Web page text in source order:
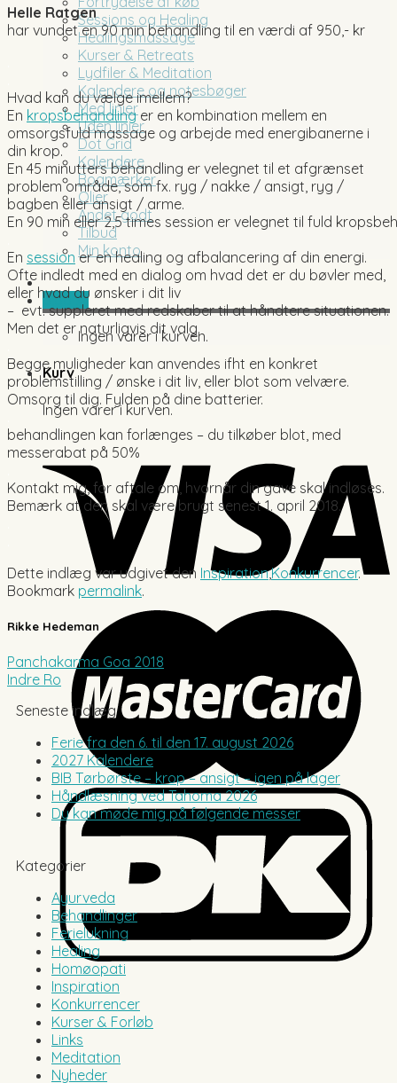
Sessions og Healing
Healingsmassage
Kurser & Retreats
Lydfiler & Meditation
Kalendere og notesbøger
Med linier
Uden linier
Dot Grid
Kalendere
Bogmærker
Olier
Andet godt
Tilbud
Min konto
0,00kr.
Ingen varer i kurven.
Kurv
Ingen varer i kurven.
Helle Ratgen
har vundet en 90 min behandling til en værdi af 950,- kr
Hvad kan du vælge imellem?
En kropsbehandlinger en kombination mellem en
omsorgsfuld massage og arbejde med energibanerne i
din krop.
En 45 minutters behandling er velegnet til et afgrænset
problem område, som fx. ryg / nakke / ansigt, ryg /
bagben eller ansigt / arme.
En 90 min eller 2,5 times session er velegnet til fuld
En session er en healing og afbalancering af din energi.
Ofte indledt med en dialog om hvad det er du bøvler med,
eller hvad du ønsker i dit liv
– evt. suppleret med redskaber til at håndtere situationen.
Men det er naturligvis dit valg.
Begge muligheder kan anvendes ifht en konkret
problemstilling / ønske i dit liv, eller blot som velvære.
Omsorg til dig. Fylden på dine batterier.
behandlingen kan forlænges – du tilkøber blot, med
messerabat på 50%
Kontakt mig, for aftale om, hvornår din gave skal indløses.
Bemærk at den skal være brugt senest 1. april 2018.
Dette indlæg var udgivet den Inspiration,Konkurrencer.
Bookmark permalink.
Rikke Hedeman
Panchakarma Goa 2018
Indre Ro
Seneste indlæg
Ferie fra den 6. til den 17. august 2026
2027 Kalendere
BIB Tørbørste – krop – ansigt – igen på lager
Håndlæsning ved Tahoma 2026
Du kan møde mig på følgende messer
Kategorier
Ayurveda
Behandlinger
Ferielukning
Healing
Homøopati
Inspiration
Konkurrencer
Kurser & Forløb
Links
Meditation
Nyheder